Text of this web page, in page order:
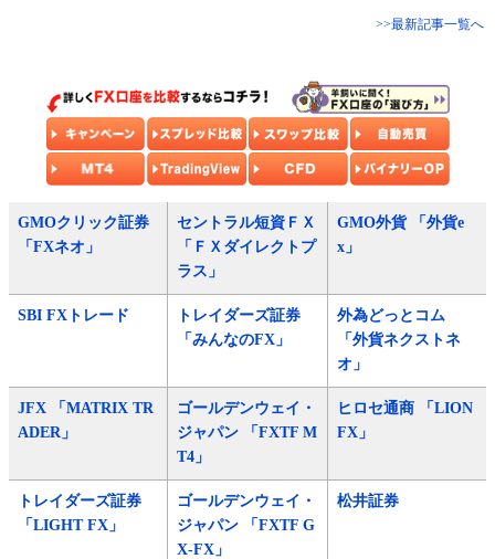
>>最新記事一覧へ
GMOクリック証券
「FXネオ」
セントラル短資ＦＸ
「ＦＸダイレクトプ
ラス」
GMO外貨 「外貨e
x」
SBI FXトレード
トレイダーズ証券
「みんなのFX」
外為どっとコム
「外貨ネクストネ
オ」
JFX 「MATRIX TR
ADER」
ゴールデンウェイ・
ジャパン 「FXTF M
T4」
ヒロセ通商 「LION
FX」
トレイダーズ証券
「LIGHT FX」
ゴールデンウェイ・
ジャパン 「FXTF G
X-FX」
松井証券